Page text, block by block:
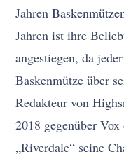
Jahren
Jahren ist ihre
angestiegen, da
Baskenmütze über
Redakteur von
2018 gegenüber
„Riverdale“ seine